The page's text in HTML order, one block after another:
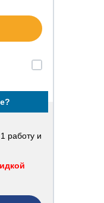
1 работу и